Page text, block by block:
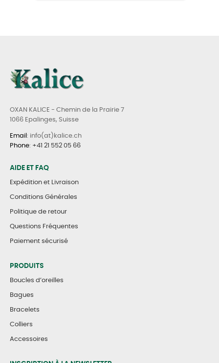
OXAN KALICE - Chemin de la Prairie 7
1066 Epalinges, Suisse
Email : info(at)kalice.ch
Phone: +41 21 552 05 66
AIDE ET FAQ
Expédition et Livraison
Conditions Générales
Politique de retour
Questions Fréquentes
Paiement sécurisé
PRODUITS
Boucles d’oreilles
Bagues
Bracelets
Colliers
Accessoires